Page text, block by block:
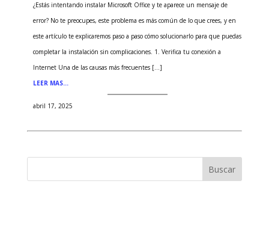
¿Estás intentando instalar Microsoft Office y te aparece un mensaje de
error? No te preocupes, este problema es más común de lo que crees, y en
este artículo te explicaremos paso a paso cómo solucionarlo para que puedas
completar la instalación sin complicaciones. 1. Verifica tu conexión a
Internet Una de las causas más frecuentes […]
LEER MAS…
abril 17, 2025
Buscar